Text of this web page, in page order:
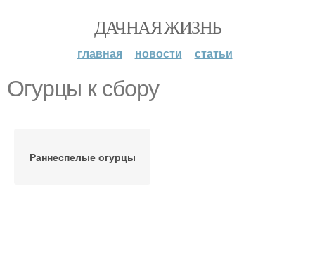
ДАЧНАЯ ЖИЗНЬ
главная новости статьи
Огурцы к сбору
Раннеспелые огурцы